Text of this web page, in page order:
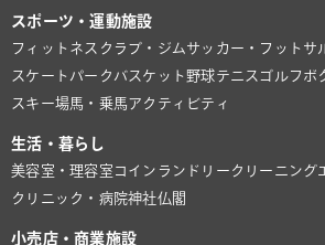
スポーツ・運動施設
フィットネスクラブ・ジム サッカー・フットサ
スケートパーク バスケット 野球テニス ゴルフ ボ
スキー場馬・乗馬アクティビティ
生活・暮らし
美容室・理容室 コインランドリー クリーニング
クリニック・病院神社仏閣
小売店・商業施設